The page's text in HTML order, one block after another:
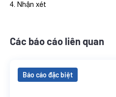
4. Nhận xét
Các báo cáo liên quan
Báo cáo đặc biệt